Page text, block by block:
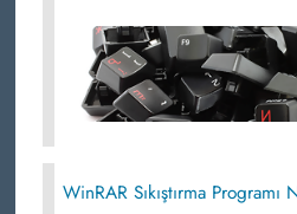
WinRAR Sıkıştırma Programı